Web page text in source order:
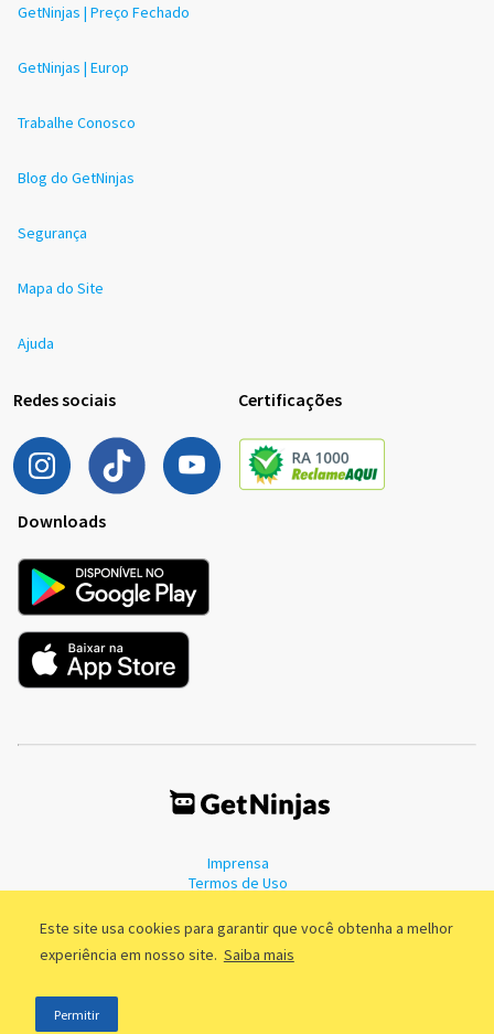
Este site usa cookies para garantir que você obtenha a melhor
experiência em nosso site. Saiba mais
Permitir
GetNinjas | Preço Fechado
GetNinjas | Europ
Trabalhe Conosco
Blog do GetNinjas
Segurança
Mapa do Site
Ajuda
Redes sociais Certificações
Downloads
Imprensa
Termos de Uso
©2011 - 2026, GetNinjas LTDA. CNPJ 55.744.877/0001-89 - Rua Dr.
Fernandes Coelho, 85 - 3º andar - São Paulo/SP - Brasil